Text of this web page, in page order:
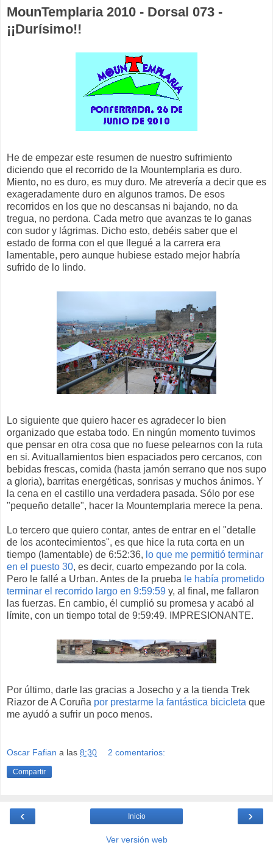
MounTemplaria 2010 - Dorsal 073 -
¡¡Durísimo!!
He de empezar este resumen de nuestro sufrimiento
diciendo que el recorrido de la Mountemplaria es duro.
Miento, no es duro, es muy duro. Me atrevería a decir que es
exageradamente duro en algunos tramos. De esos
recorridos en los que no descansas ni bajando, no da
tregua, no perdona. Cada metro que avanzas te lo ganas
con sudor y lágrimas. Dicho esto, debéis saber que el
estado de forma con el que llegué a la carrera era
lamentable, pero aunque hubiese estado mejor habría
sufrido de lo lindo.
Lo siguiente que quiero hacer es agradecer lo bien
organizado que estaba todo. En ningún momento tuvimos
que pensar en otra cosa que no fuese pelearnos con la ruta
en si. Avituallamientos bien espaciados pero cercanos, con
bebidas frescas, comida (hasta jamón serrano que nos supo
a gloria), barritas energéticas, sonrisas y muchos ánimos. Y
la cena en el castillo una verdadera pasada. Sólo por ese
"pequeño detalle", hacer la Mountemplaria merece la pena.
Lo tercero que quiero contar, antes de entrar en el "detalle
de los acontecimientos", es que hice la ruta corta en un
tiempo (lamentable) de 6:52:36, lo que me permitió terminar
en el puesto 30, es decir, cuarto empezando por la cola.
Pero le fallé a Urban. Antes de la prueba le había prometido
terminar el recorrido largo en 9:59:59 y, al final, me fallaron
las fuerzas. En cambio, él cumplió su promesa y acabó al
límite, con un tiempo total de 9:59:49. IMPRESIONANTE.
Por último, darle las gracias a Josecho y a la tienda Trek
Riazor de A Coruña por prestarme la fantástica bicicleta que
me ayudó a sufrir un poco menos.
Oscar Fafian a las 8:30 2 comentarios:
Compartir
‹ ›
Inicio
Ver versión web